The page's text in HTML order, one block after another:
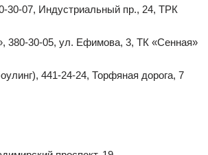
30-07, Индустриальный пр., 24, ТРК
380-30-05, ул. Ефимова, 3, ТК «Сенная»
441-24-24, Торфяная дорога, 7